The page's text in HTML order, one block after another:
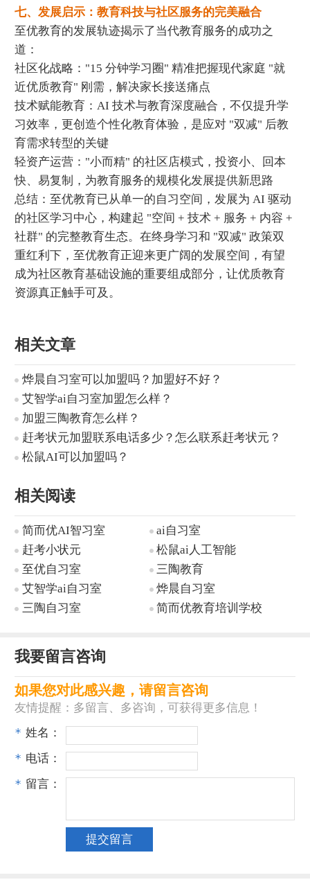
七、发展启示：教育科技与社区服务的完美融合
至优教育的发展轨迹揭示了当代教育服务的成功之
道：
社区化战略："15 分钟学习圈" 精准把握现代家庭 "就
近优质教育" 刚需，解决家长接送痛点
技术赋能教育：AI 技术与教育深度融合，不仅提升学
习效率，更创造个性化教育体验，是应对 "双减" 后教
育需求转型的关键
轻资产运营："小而精" 的社区店模式，投资小、回本
快、易复制，为教育服务的规模化发展提供新思路
总结：至优教育已从单一的自习空间，发展为 AI 驱动
的社区学习中心，构建起 "空间 + 技术 + 服务 + 内容 +
社群" 的完整教育生态。在终身学习和 "双减" 政策双
重红利下，至优教育正迎来更广阔的发展空间，有望
成为社区教育基础设施的重要组成部分，让优质教育
资源真正触手可及。
相关文章
烨晨自习室可以加盟吗？加盟好不好？
艾智学ai自习室加盟怎么样？
加盟三陶教育怎么样？
赶考状元加盟联系电话多少？怎么联系赶考状元？
松鼠AI可以加盟吗？
相关阅读
简而优AI智习室
ai自习室
赶考小状元
松鼠ai人工智能
至优自习室
三陶教育
艾智学ai自习室
烨晨自习室
三陶自习室
简而优教育培训学校
我要留言咨询
如果您对此感兴趣，请留言咨询
友情提醒：多留言、多咨询，可获得更多信息！
* 姓名：
* 电话：
* 留言：